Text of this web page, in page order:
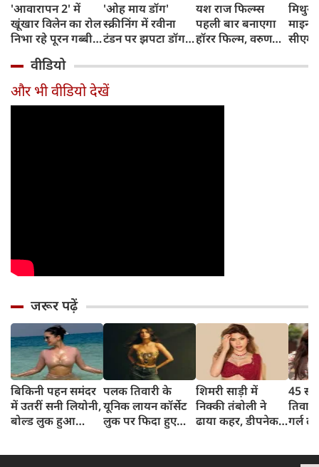
'आवारापन 2' में
खूंखार विलेन का रोल
निभा रहे पूरन गब्बी
संग है खास रिश्ता
'ओह माय डॉग'
स्क्रीनिंग में रवीना
टंडन पर झपटा डॉग,
ने ऐसे दिखाई
दरियादिली
यश राज फिल्म्स
पहली बार बनाएगा
हॉरर फिल्म, वरुण
रोल
मिथुन
सीएम
पहुंचे
वीडियो
और भी वीडियो देखें
जरूर पढ़ें
बिकिनी पहन समंदर
में उतरीं सनी लियोनी,
बोल्ड लुक हुआ
पलक तिवारी के
यूनिक लायन कॉर्सेट
लुक पर फिदा हुए
शिमरी साड़ी में
निक्की तंबोली ने
ढाया कहर, डीपनेक
45
गर्ल